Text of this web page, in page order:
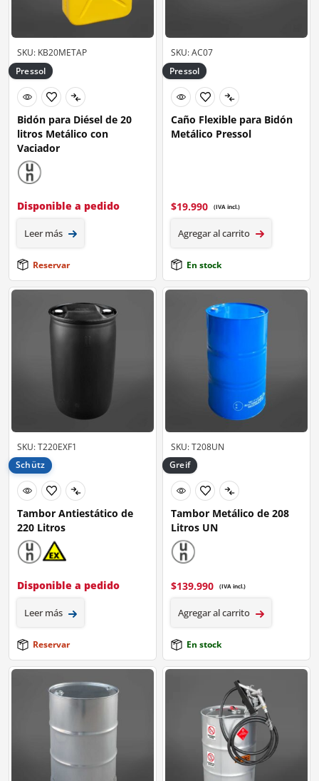
SKU: KB20METAP
Pressol
Bidón para Diésel de 20
litros Metálico con
Vaciador
Disponible a pedido
Leer más
Reservar
SKU: AC07
Pressol
Caño Flexible para Bidón
Metálico Pressol
$19.990 (IVA incl.)
Agregar al carrito
En stock
SKU: T220EXF1
Schütz
Tambor Antiestático de
220 Litros
Disponible a pedido
Leer más
Reservar
SKU: T208UN
Greif
Tambor Metálico de 208
Litros UN
$139.990 (IVA incl.)
Agregar al carrito
En stock